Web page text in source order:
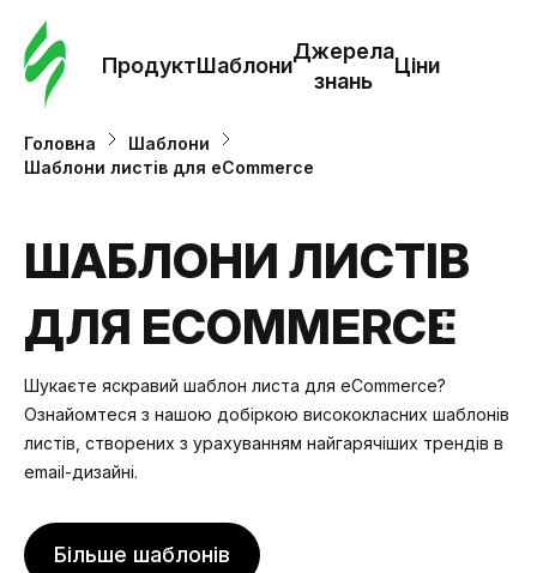
ПродуктШаблони
Джерела
знань
Ціни
Ціни
Головна
Шаблони
Шаблони листів для eCommerce
ШАБЛОНИ ЛИСТІВ
ДЛЯ ECOMMERCE
Шукаєте яскравий шаблон листа для eCommerce?
Ознайомтеся з нашою добіркою висококласних шаблонів
листів, створених з урахуванням найгарячіших трендів в
email-дизайні.
Більше шаблонів